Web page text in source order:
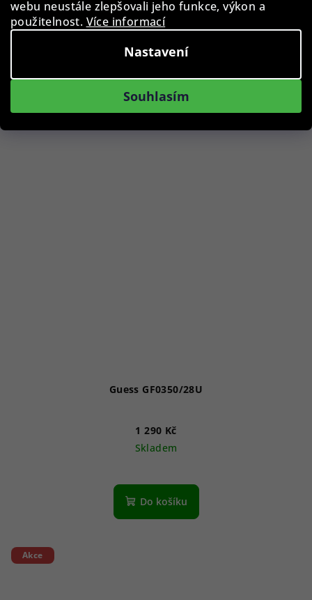
webu neustále zlepšovali jeho funkce, výkon a
použitelnost. Více informací
Nastavení
Souhlasím
Skladem
Guess GF0350/28U
1 290 Kč
Skladem
Do košíku
Akce